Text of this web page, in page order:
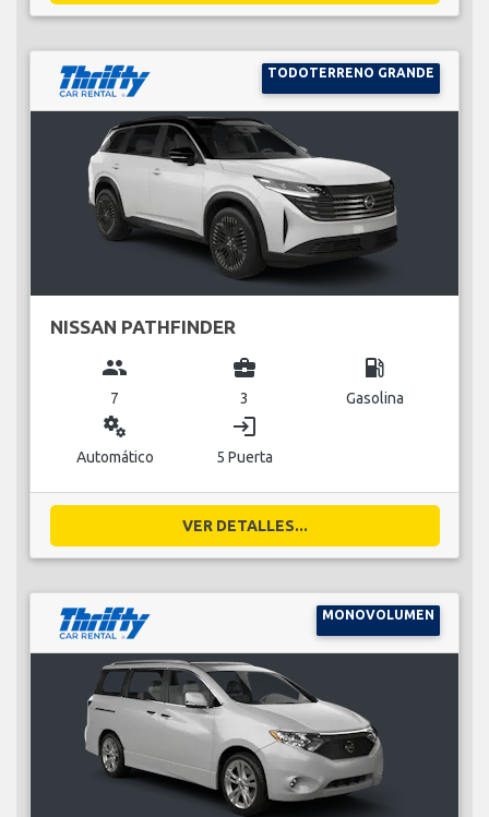
TODOTERRENO GRANDE
NISSAN PATHFINDER
group
7
business_center
3
local_gas_station
Gasolina
miscellaneous_services
Automático
login
5 Puerta
VER DETALLES...
MONOVOLUMEN